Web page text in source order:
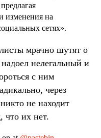
изменения на
сетях».
мрачно шутят о
нелегальный и
с ним
через
не находит
что их нет.